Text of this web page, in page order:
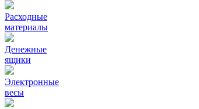
Расходные
материалы
Денежные
ящики
Электронные
весы